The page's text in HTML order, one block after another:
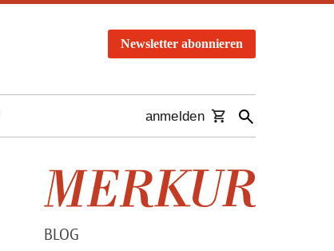
Newsletter abonnieren
anmelden
BLOG